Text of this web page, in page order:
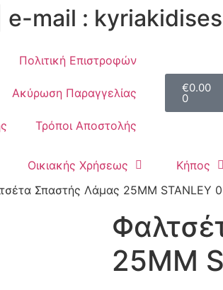
e-mail :
Πολιτική Επιστροφών
Ακύρωση Παραγγελίας
Τρόποι Αποστολής
€0.00
0
Οικιακής Χρήσεως Κήπος
Σπαστής Λάμας 25MM STANLEY
25MM